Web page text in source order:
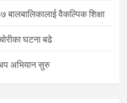
बालबालिकालाई वैकल्पिक शिक्षा
घटना बढे
अभियान सुरु